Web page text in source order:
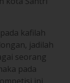
kafilah
seorang
pada
ini
ini